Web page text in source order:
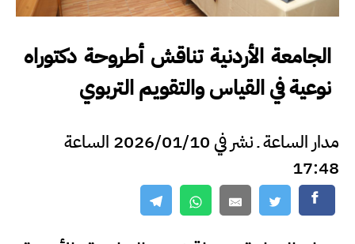
الجامعة الأردنية تناقش أطروحة دكتوراه
نوعية في القياس والتقويم التربوي
مدار الساعة ـ نشر في 2026/01/10 الساعة
17:48